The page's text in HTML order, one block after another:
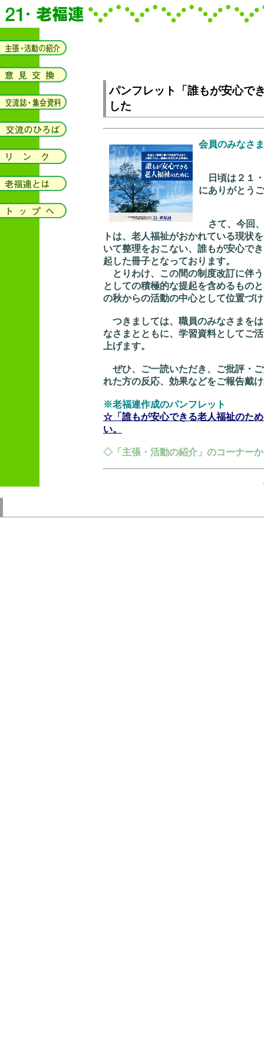
パンフレット「誰もが安心で
した
会員のみなさま
日頃は２１
にありがとう
さて、今回
トは、老人福祉がおかれている現状
いて整理をおこない、誰もが安心で
起した冊子となっております。
とりわけ、この間の制度改訂に伴
としての積極的な提起を含めるもの
の秋からの活動の中心として位置づ
つきましては、職員のみなさまを
なさまとともに、学習資料としてご
上げます。
ぜひ、ご一読いただき、ご批評・
れた方の反応、効果などをご報告戴
※老福連作成のパンフレット
☆「誰もが安心できる老人福祉のた
い。
◇「主張・活動の紹介」のコーナー